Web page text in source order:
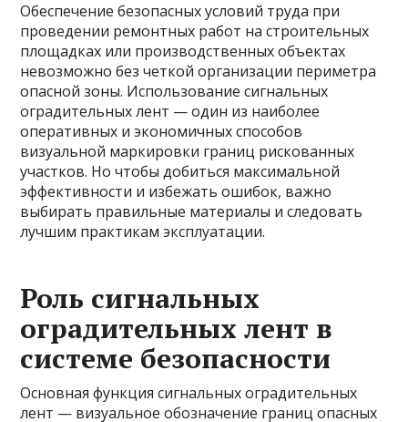
Обеспечение безопасных условий труда при
проведении ремонтных работ на строительных
площадках или производственных объектах
невозможно без четкой организации периметра
опасной зоны. Использование сигнальных
оградительных лент — один из наиболее
оперативных и экономичных способов
визуальной маркировки границ рискованных
участков. Но чтобы добиться максимальной
эффективности и избежать ошибок, важно
выбирать правильные материалы и следовать
лучшим практикам эксплуатации.
Роль сигнальных
оградительных лент в
системе безопасности
Основная функция сигнальных оградительных
лент — визуальное обозначение границ опасных